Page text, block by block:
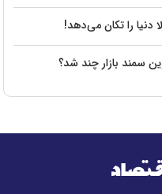
را تکان می‌دهد!